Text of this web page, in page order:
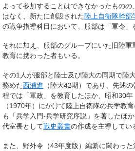
よって参加することはできなかったもの
はなく、新たに創設された陸上自衛隊幹部
の戦争指導科目において、服部は「軍令」
それに加え、服部のグループにいた旧陸
教育に携わった者もいる。
その1人が服部と陸士及び陸大の同期で陸
務めた西浦進 （陸大42期）であり、先述
程では「軍政」を教育したほか、昭和30
（1970年）にかけて陸上自衛隊の兵学教
も「兵学入門‐兵学研究序説」を著したほ
代室長として戦史叢書の作成を主導してい
また、野外令（43年度版）編纂に関わっ